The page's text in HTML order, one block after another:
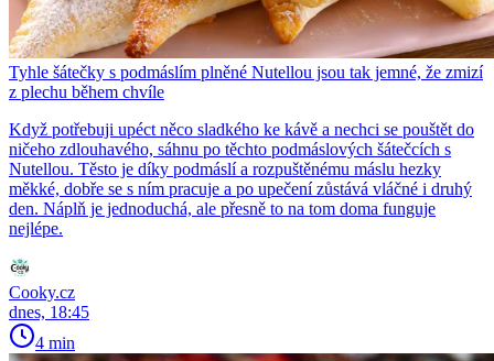
Tyhle šátečky s podmáslím plněné Nutellou jsou tak jemné, že zmizí
z plechu během chvíle
Když potřebuji upéct něco sladkého ke kávě a nechci se pouštět do
ničeho zdlouhavého, sáhnu po těchto podmáslových šátečcích s
Nutellou. Těsto je díky podmáslí a rozpuštěnému máslu hezky
měkké, dobře se s ním pracuje a po upečení zůstává vláčné i druhý
den. Náplň je jednoduchá, ale přesně to na tom doma funguje
nejlépe.
Cooky.cz
dnes, 18:45
4 min